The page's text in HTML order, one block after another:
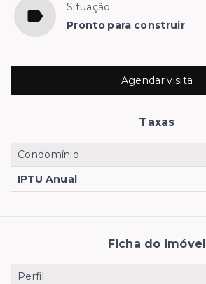
Situação
Pronto para construir
Agendar visita
Taxas
Condomínio
IPTU Anual
Ficha do imóvel
Perfil